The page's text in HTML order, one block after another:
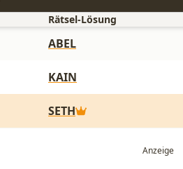
Rätsel-Lösung
ABEL
KAIN
SETH